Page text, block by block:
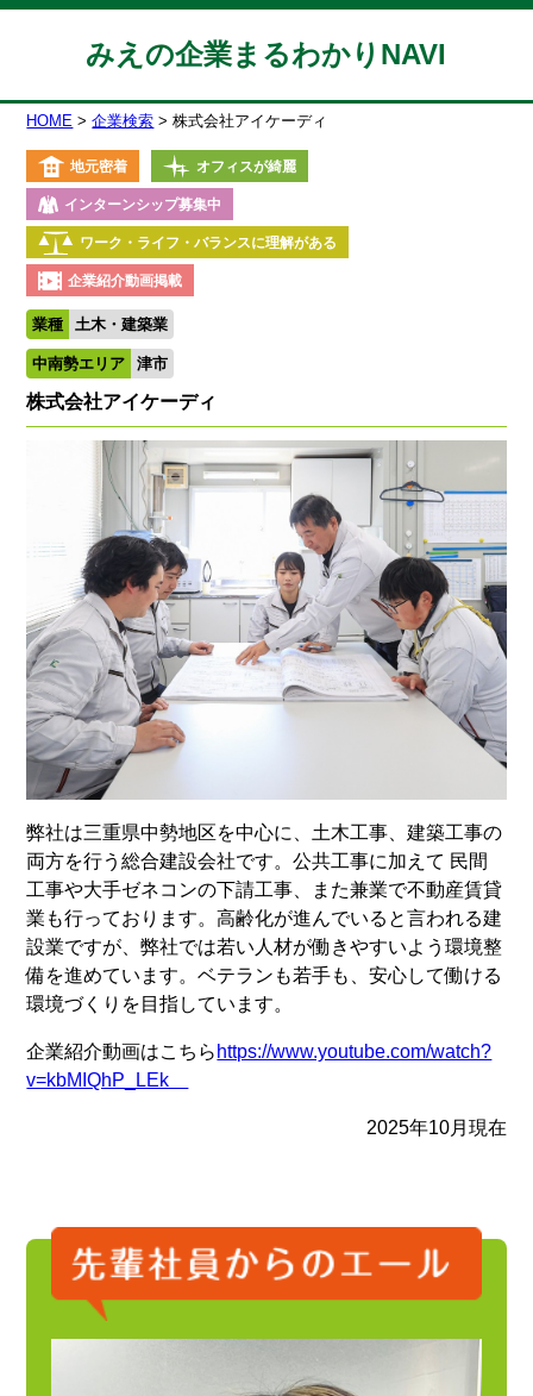
みえの企業まるわかりNAVI
HOME 企業検索 株式会社アイケーディ
地元密着 オフィスが綺麗
インターンシップ募集中
ワーク・ライフ・バランスに理解がある
企業紹介動画掲載
業種 土木・建築業
中南勢エリア 津市
株式会社アイケーディ
弊社は三重県中勢地区を中心に、土木工事、建築工事の
両方を行う総合建設会社です。公共工事に加えて 民間
工事や大手ゼネコンの下請工事、また兼業で不動産賃貸
業も行っております。高齢化が進んでいると言われる建
設業ですが、弊社では若い人材が働きやすいよう環境整
備を進めています。ベテランも若手も、安心して働ける
環境づくりを目指しています。
企業紹介動画はこちら https://www.youtube.com/watch?
v=kbMIQhP_LEk
2025年10月現在